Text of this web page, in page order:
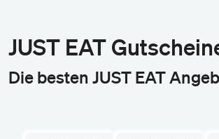
JUST EAT
Die besten JUST EAT